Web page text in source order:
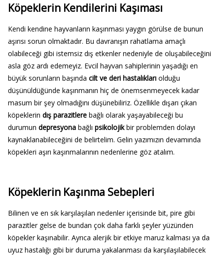
Köpeklerin Kendilerini Kaşıması
Kendi kendine hayvanların kaşınması yaygın görülse de bunun
aşırısı sorun olmaktadır. Bu davranışın rahatlama amaçlı
olabileceği gibi istemsiz dış etkenler nedeniyle de oluşabileceğini
asla göz ardı edemeyiz. Evcil hayvan sahiplerinin yaşadığı en
büyük sorunların başında cilt ve deri hastalıklarıolduğu
düşünüldüğünde kaşınmanın hiç de önemsenmeyecek kadar
masum bir şey olmadığını düşünebiliriz. Özellikle dışarı çıkan
köpeklerin dış parazitlerebağlı olarak yaşayabileceği bu
durumun depresyonabağlı psikolojikbir problemden dolayı
kaynaklanabileceğini de belirtelim. Gelin yazımızın devamında
köpekleri aşırı kaşınmalarının nedenlerine göz atalım.
Köpeklerin Kaşınma Sebepleri
Bilinen ve en sık karşılaşılan nedenler içerisinde bit, pire gibi
parazitler gelse de bundan çok daha farklı şeyler yüzünden
köpekler kaşınabilir. Ayrıca alerjik bir etkiye maruz kalması ya da
uyuz hastalığı gibi bir duruma yakalanması da karşılaşılabilecek